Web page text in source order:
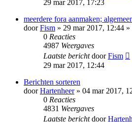
29 mar 2017, 17:23
meerdere fora aanmaken;
doorFism » 29 mar 2017, 12:44 »
0 Reacties
4987 Weergaves
Laatste berichtdoorFism
29 mar 2017, 12:44
Berichten sorteren
doorHartenheer» 04 mar 2017,
0 Reacties
4831 Weergaves
Laatste berichtdoor